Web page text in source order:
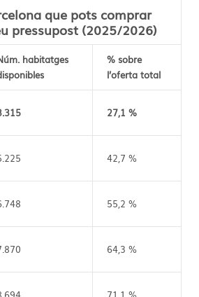
que pots comprar
pressupost (2025/2026)
habitatges
% sobre
l’oferta total
27,1 %
42,7 %
55,2 %
64,3 %